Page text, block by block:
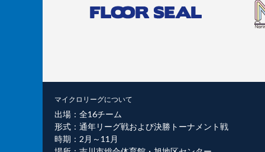
マイクロリーグについて
出場：全16チーム
形式：通年リーグ戦および決勝トーナメント戦
時期：2月～11月